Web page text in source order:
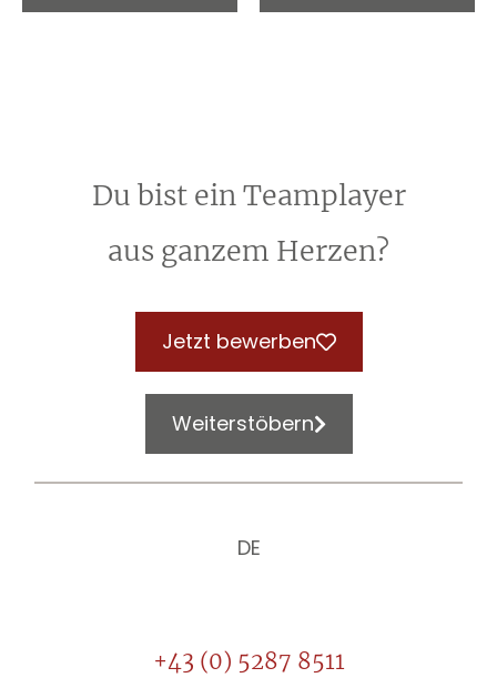
Du bist ein Teamplayer
aus ganzem Herzen?
Jetzt bewerben
Weiterstöbern
DE
+43 (0) 5287 8511